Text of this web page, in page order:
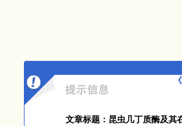
文章标题：昆虫几丁质酶及其